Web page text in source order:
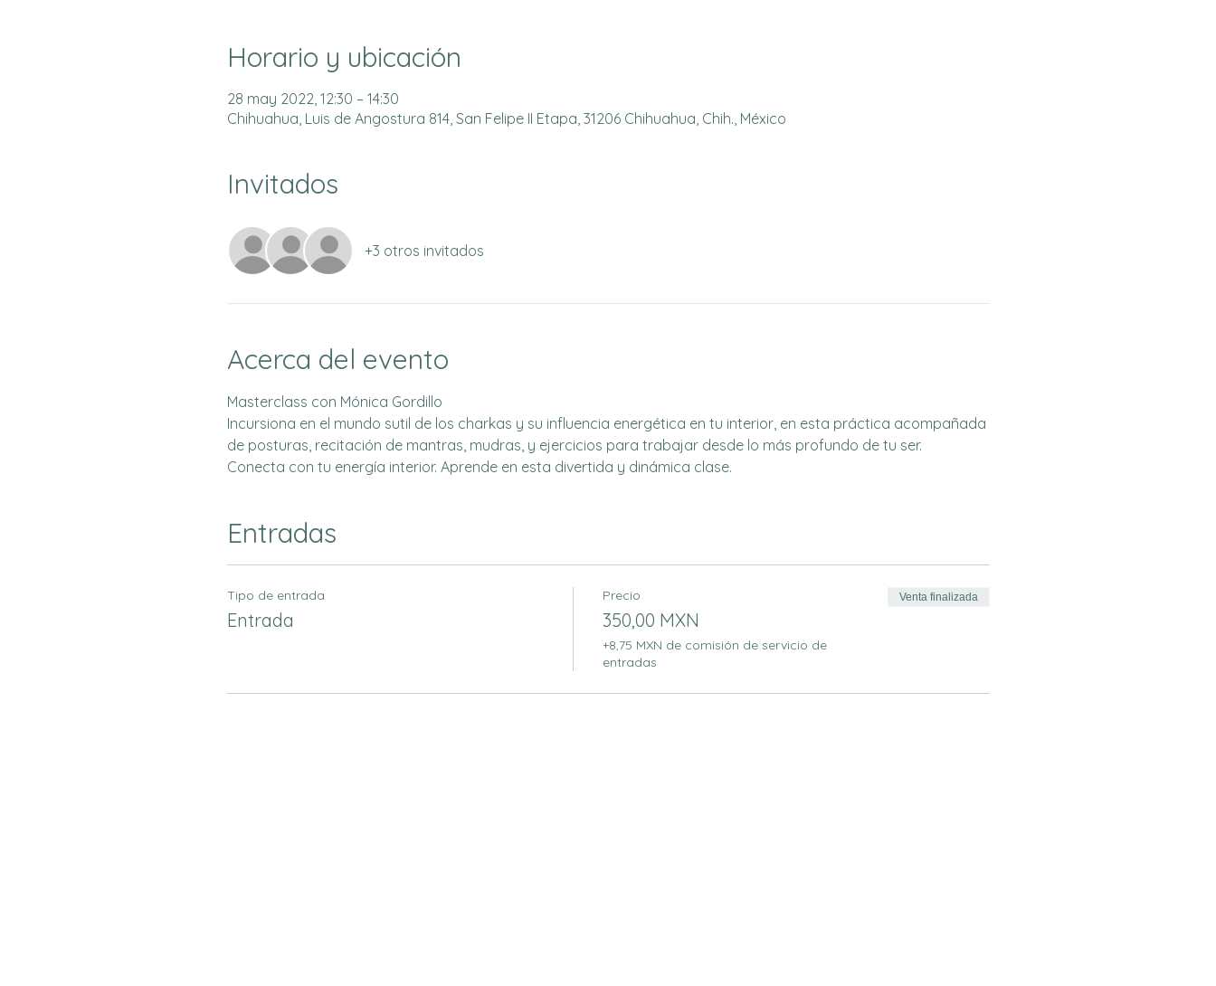
Horario y ubicación
28 may 2022, 12:30 – 14:30
Chihuahua, Luis de Angostura 814, San Felipe II Etapa, 31206 Chihuahua, Chih., México
Invitados
+3 otros invitados
Acerca del evento
Masterclass con Mónica Gordillo
Incursiona en el mundo sutil de los charkas y su influencia energética en tu interior, en esta práctica acompañada
de posturas, recitación de mantras, mudras, y ejercicios para trabajar desde lo más profundo de tu ser.
Conecta con tu energía interior. Aprende en esta divertida y dinámica clase.
Entradas
Tipo de entrada
Entrada
Precio
350,00 MXN
+8,75 MXN de comisión de servicio de
entradas
Venta finalizada